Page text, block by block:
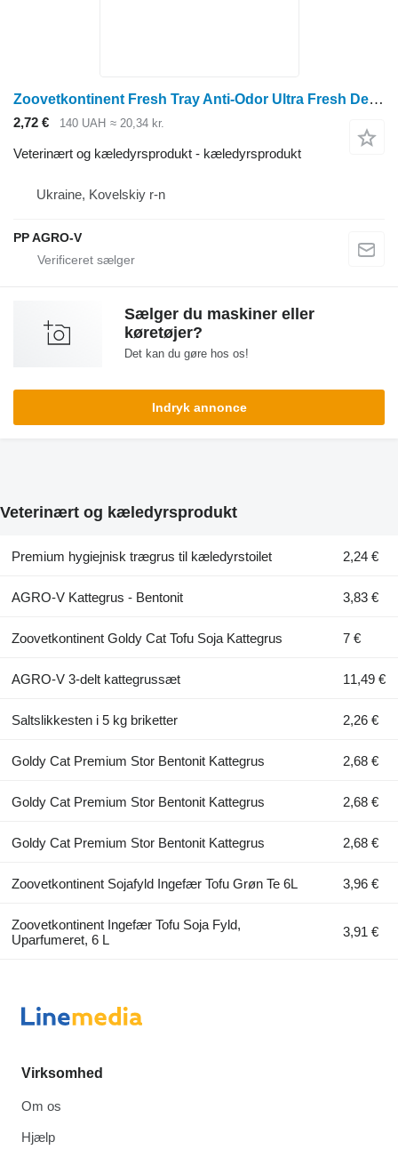
Zoovetkontinent Fresh Tray Anti-Odor Ultra Fresh Deodorant
2,72 € 140 UAH ≈ 20,34 kr.
Veterinært og kæledyrsprodukt - kæledyrsprodukt
Ukraine, Kovelskiy r-n
PP AGRO-V
Sælger du maskiner eller
køretøjer?
Det kan du gøre hos os!
Indryk annonce
Veterinært og kæledyrsprodukt
Premium hygiejnisk trægrus til kæledyrstoilet 2,24 €
AGRO-V Kattegrus - Bentonit 3,83 €
Zoovetkontinent Goldy Cat Tofu Soja Kattegrus 7 €
AGRO-V 3-delt kattegrussæt 11,49 €
Saltslikkesten i 5 kg briketter 2,26 €
Goldy Cat Premium Stor Bentonit Kattegrus 2,68 €
Goldy Cat Premium Stor Bentonit Kattegrus 2,68 €
Goldy Cat Premium Stor Bentonit Kattegrus 2,68 €
Zoovetkontinent Sojafyld Ingefær Tofu Grøn Te 6L 3,96 €
Zoovetkontinent Ingefær Tofu Soja Fyld,
Uparfumeret, 6 L
3,91 €
Virksomhed
Om os
Hjælp